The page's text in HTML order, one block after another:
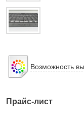
Возможность
Прайс-лист